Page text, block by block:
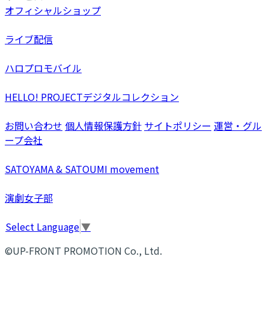
オフィシャルショップ
ライブ配信
ハロプロモバイル
HELLO! PROJECTデジタルコレクション
お問い合わせ 個人情報保護方針 サイトポリシー 運営・グル
ープ会社
SATOYAMA & SATOUMI movement
演劇女子部
Select Language▼
©UP-FRONT PROMOTION Co., Ltd.